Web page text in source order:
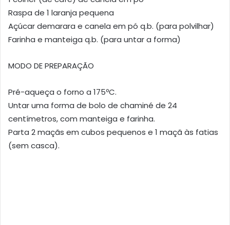
Raspa de 1 laranja pequena
Açúcar demarara e canela em pó q.b. (para polvilhar)
Farinha e manteiga q.b. (para untar a forma)
MODO DE PREPARAÇÃO
Pré-aqueça o forno a 175ºC.
Untar uma forma de bolo de chaminé de 24
centímetros, com manteiga e farinha.
Parta 2 maçãs em cubos pequenos e 1 maçã às fatias
(sem casca).